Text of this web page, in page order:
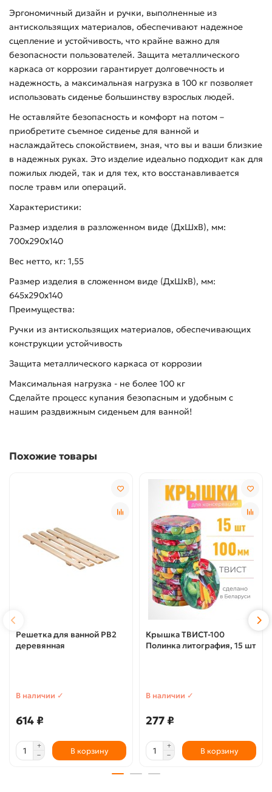
Эргономичный дизайн и ручки, выполненные из
антискользящих материалов, обеспечивают надежное
сцепление и устойчивость, что крайне важно для
безопасности пользователей. Защита металлического
каркаса от коррозии гарантирует долговечность и
надежность, а максимальная нагрузка в 100 кг позволяет
использовать сиденье большинству взрослых людей.
Не оставляйте безопасность и комфорт на потом –
приобретите съемное сиденье для ванной и
наслаждайтесь спокойствием, зная, что вы и ваши близкие
в надежных руках. Это изделие идеально подходит как для
пожилых людей, так и для тех, кто восстанавливается
после травм или операций.
Характеристики:
Размер изделия в разложенном виде (ДхШхВ), мм:
700х290х140
Вес нетто, кг: 1,55
Размер изделия в сложенном виде (ДхШхВ), мм:
645х290х140
Преимущества:
Ручки из антискользящих материалов, обеспечивающих
конструкции устойчивость
Защита металлического каркаса от коррозии
Максимальная нагрузка - не более 100 кг
Сделайте процесс купания безопасным и удобным с
нашим раздвижным сиденьем для ванной!
Похожие товары
Решетка для ванной РВ2
деревянная
В наличии ✓
614 ₽
В корзину
Крышка ТВИСТ-100
Полинка литография, 15 шт
В наличии ✓
277 ₽
В корзину